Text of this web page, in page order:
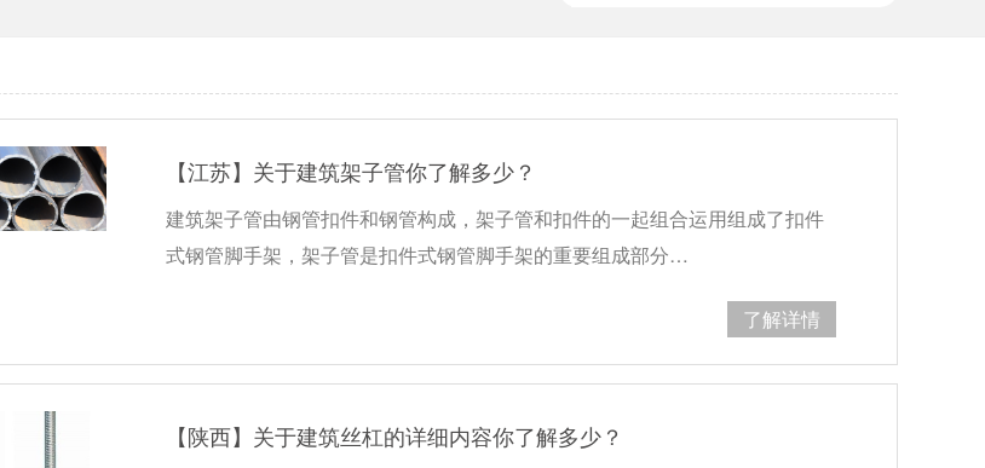
【江苏】关于建筑架子管你了解多少？
建筑架子管由钢管扣件和钢管构成，架子管和扣件的一起组合运用组成了扣件
式钢管脚手架，架子管是扣件式钢管脚手架的重要组成部分…
了解详情
【陕西】关于建筑丝杠的详细内容你了解多少？